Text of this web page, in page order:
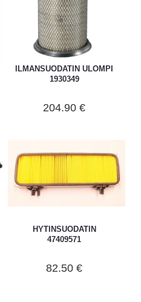
ILMANSUODATIN ULOMPI
1930349
204.90 €
HYTINSUODATIN
47409571
82.50 €